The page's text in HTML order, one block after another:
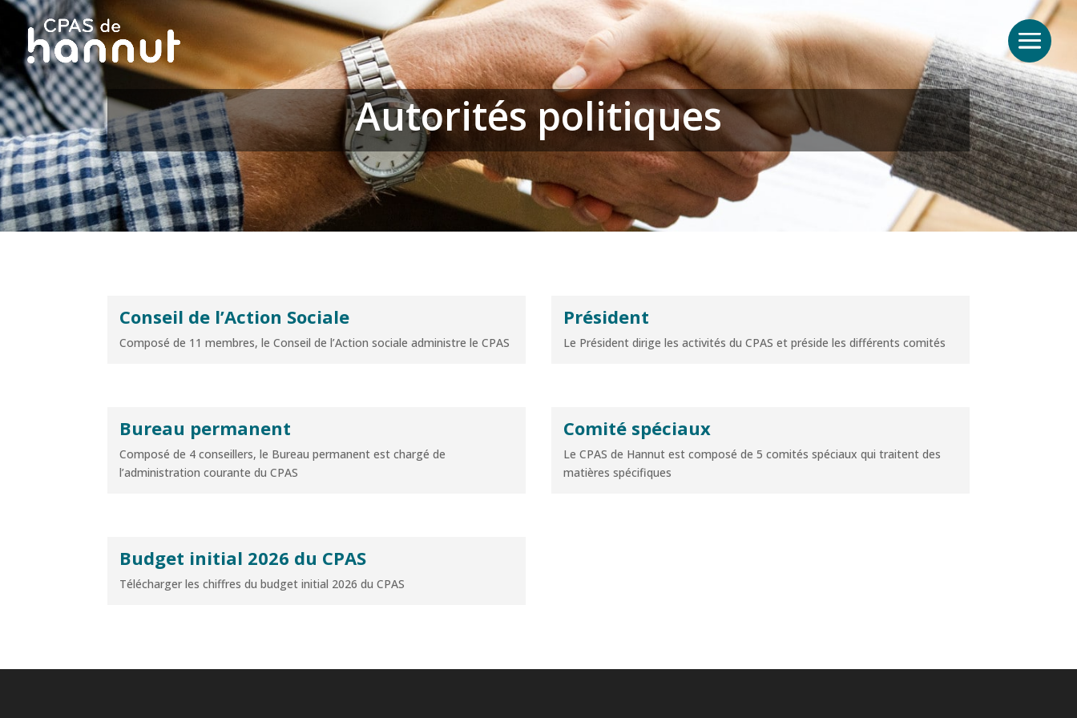
Autorités politiques
Conseil de l’Action Sociale
Composé de 11 membres, le Conseil de l’Action sociale administre le CPAS
Président
Le Président dirige les activités du CPAS et préside les différents comités
Bureau permanent
Composé de 4 conseillers, le Bureau permanent est chargé de
l’administration courante du CPAS
Comité spéciaux
Le CPAS de Hannut est composé de 5 comités spéciaux qui traitent des
matières spécifiques
Budget initial 2026 du CPAS
Télécharger les chiffres du budget initial 2026 du CPAS